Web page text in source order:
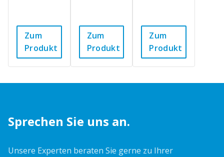
Zum
Produkt
Zum
Produkt
Zum
Produkt
Sprechen Sie uns an.
Unsere Experten beraten Sie gerne zu Ihrer